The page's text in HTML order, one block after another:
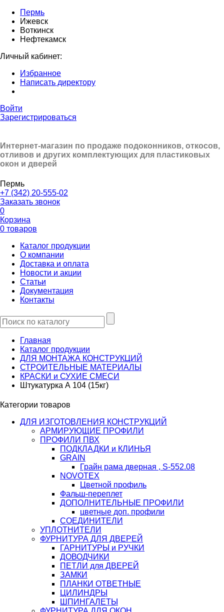
Пермь
Ижевск
Воткинск
Нефтекамск
Личный кабинет:
Избранное
Написать директору
Войти
Зарегистрироваться
Интернет-магазин по продаже подоконников, откосов,
отливов и других комплектующих для пластиковых
окон и дверей
Пермь
+7 (342) 20-555-02
Заказать звонок
0
Корзина
0 товаров
Каталог продукции
О компании
Доставка и оплата
Новости и акции
Статьи
Документация
Контакты
Главная
Каталог продукции
ДЛЯ МОНТАЖА КОНСТРУКЦИЙ
СТРОИТЕЛЬНЫЕ МАТЕРИАЛЫ
КРАСКИ и СУХИЕ СМЕСИ
Штукатурка А 104 (15кг)
Категории товаров
ДЛЯ ИЗГОТОВЛЕНИЯ КОНСТРУКЦИЙ
АРМИРУЮЩИЕ ПРОФИЛИ
ПРОФИЛИ ПВХ
ПОДКЛАДКИ и КЛИНЬЯ
GRAIN
Грайн рама дверная , S-552.08
NOVOTEX
Цветной профиль
Фальш-переплет
ДОПОЛНИТЕЛЬНЫЕ ПРОФИЛИ
цветные доп. профили
СОЕДИНИТЕЛИ
УПЛОТНИТЕЛИ
ФУРНИТУРА ДЛЯ ДВЕРЕЙ
ГАРНИТУРЫ и РУЧКИ
ДОВОДЧИКИ
ПЕТЛИ для ДВЕРЕЙ
ЗАМКИ
ПЛАНКИ ОТВЕТНЫЕ
ЦИЛИНДРЫ
ШПИНГАЛЕТЫ